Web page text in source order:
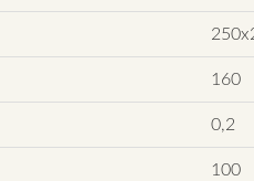
160
0,2
100